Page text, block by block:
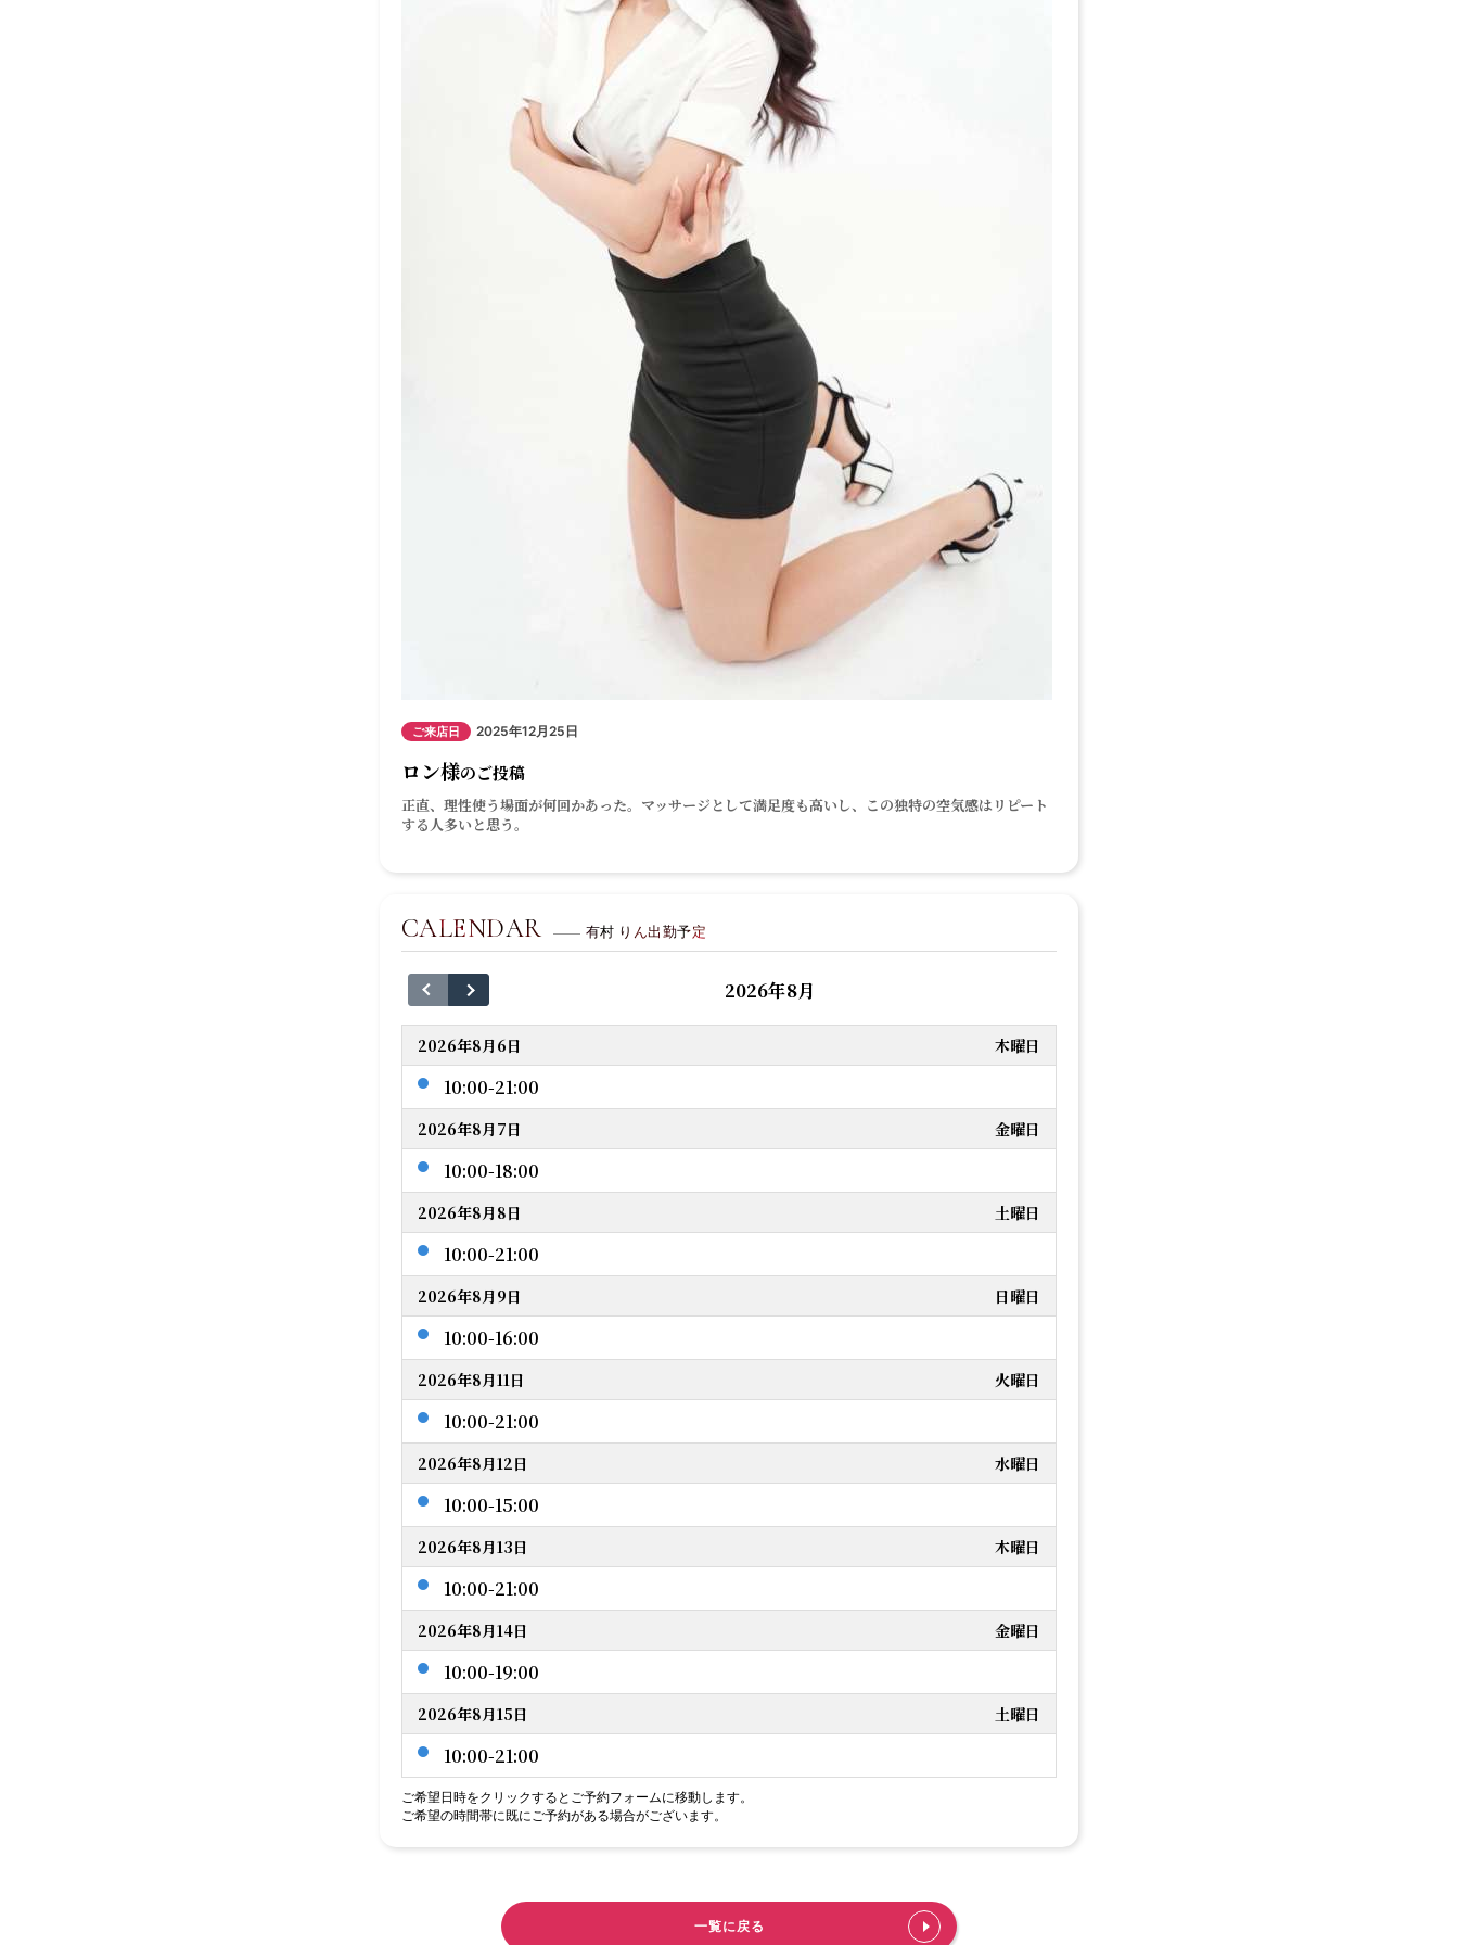
ご来店日 2025年12月25日
ロン様のご投稿
正直、理性使う場面が何回かあった。マッサージとして満足度も高いし、この独特の空気感はリピート
する人多いと思う。
CALENDAR 有村 りん出勤予定
2026年8月
2026年8月6日 木曜日
10:00-21:00
2026年8月7日 金曜日
10:00-18:00
2026年8月8日 土曜日
10:00-21:00
2026年8月9日 日曜日
10:00-16:00
2026年8月11日 火曜日
10:00-21:00
2026年8月12日 水曜日
10:00-15:00
2026年8月13日 木曜日
10:00-21:00
2026年8月14日 金曜日
10:00-19:00
2026年8月15日 土曜日
10:00-21:00
ご希望日時をクリックするとご予約フォームに移動します。
ご希望の時間帯に既にご予約がある場合がございます。
一覧に戻る